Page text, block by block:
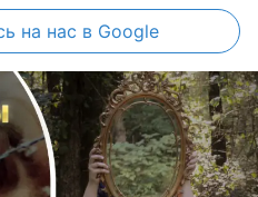
на нас в Google